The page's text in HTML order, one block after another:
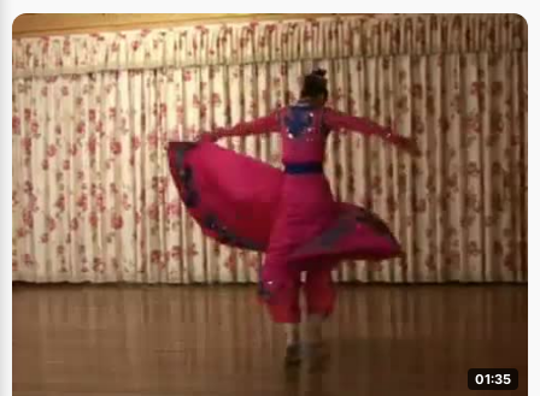
来都没见她这么高兴过！”清秀的何世悦就像一个邻家女孩一般略带腼腆。谈
及这个激动人心的喜讯，她显得非常平静：“从来都没想到过会得第一。从初
中时代开始我就年年都是班级第一，一直到北江中学上高中均无例外。在学
习方面我没有什么秘诀，按学校作息时间形成学习的科学习惯就是我认为最
有效的提高学习效率的心得，因为学校作息制度就是针对大多数同学效率最
高的时段而制定的，肯定是最有效的。规律性已经成了三年学习生活最好的
注脚。”
01:35